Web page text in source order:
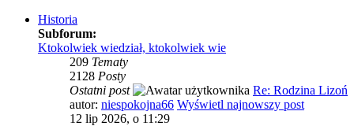
Historia
Subforum:
Ktokolwiek wiedział, ktokolwiek wie
209 Tematy
2128 Posty
Ostatni post
Re: Rodzina Lizoń
autor: niespokojna66 Wyświetl najnowszy post
12 lip 2026, o 11:29